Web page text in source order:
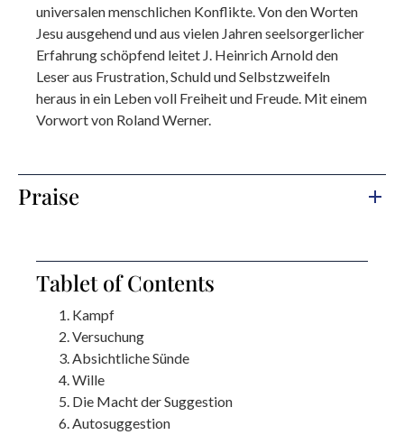
universalen menschlichen Konflikte. Von den Worten
Jesu ausgehend und aus vielen Jahren seelsorgerlicher
Erfahrung schöpfend leitet J. Heinrich Arnold den
Leser aus Frustration, Schuld und Selbstzweifeln
heraus in ein Leben voll Freiheit und Freude. Mit einem
Vorwort von Roland Werner.
Praise
Tablet of Contents
Kampf
Versuchung
Absichtliche Sünde
Wille
Die Macht der Suggestion
Autosuggestion